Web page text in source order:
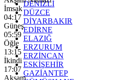
DENİZLİ
DÜZCE
DİYARBAKIR
EDİRNE
ELAZIĞ
ERZURUM
ERZİNCAN
ESKİŞEHİR
GAZİANTEP
İmsak
04:17
Güneş
05:59
Öğle
13:15
İkindi
17:07
Akşam